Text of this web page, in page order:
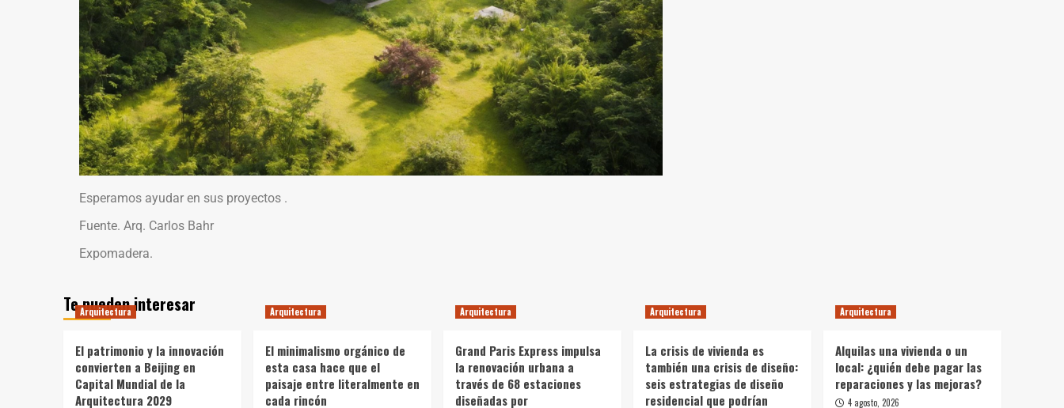
Esperamos ayudar en sus proyectos .
Fuente. Arq. Carlos Bahr
Expomadera.
Te pueden interesar
Arquitectura
El patrimonio y la innovación
convierten a Beijing en
Capital Mundial de la
Arquitectura 2029
Arquitectura
El minimalismo orgánico de
esta casa hace que el
paisaje entre literalmente en
cada rincón
Arquitectura
Grand Paris Express impulsa
la renovación urbana a
través de 68 estaciones
diseñadas por
Arquitectura
La crisis de vivienda es
también una crisis de diseño:
seis estrategias de diseño
residencial que podrían
Arquitectura
Alquilas una vivienda o un
local: ¿quién debe pagar las
reparaciones y las mejoras?
4 agosto, 2026